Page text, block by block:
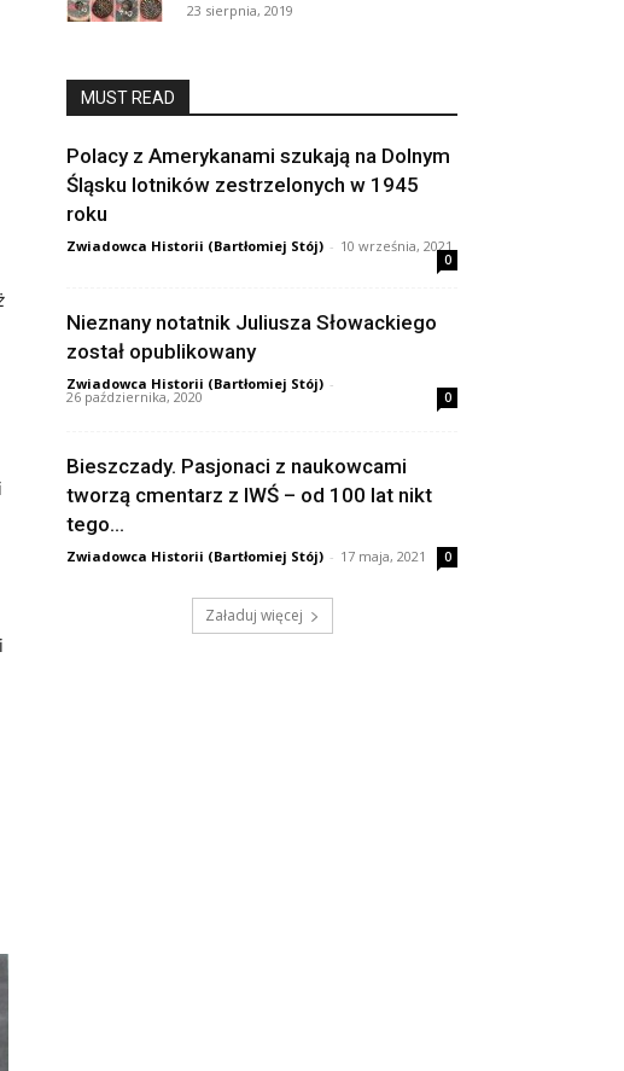
23 sierpnia, 2019
MUST READ
Polacy z Amerykanami szukają na Dolnym
Śląsku lotników zestrzelonych w 1945
roku
Zwiadowca Historii (Bartłomiej Stój) - 10 września, 2021
0
Nieznany notatnik Juliusza Słowackiego
został opublikowany
Zwiadowca Historii (Bartłomiej Stój) -
26 października, 2020 0
Bieszczady. Pasjonaci z naukowcami
tworzą cmentarz z IWŚ – od 100 lat nikt
tego...
Zwiadowca Historii (Bartłomiej Stój) - 17 maja, 2021 0
Załaduj więcej